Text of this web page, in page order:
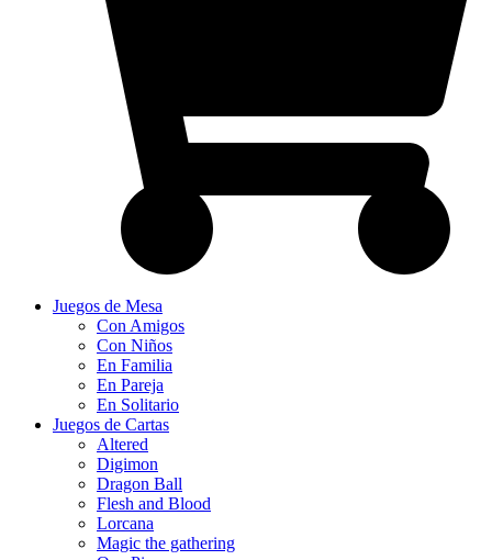
Juegos de Mesa
Con Amigos
Con Niños
En Familia
En Pareja
En Solitario
Juegos de Cartas
Altered
Digimon
Dragon Ball
Flesh and Blood
Lorcana
Magic the gathering